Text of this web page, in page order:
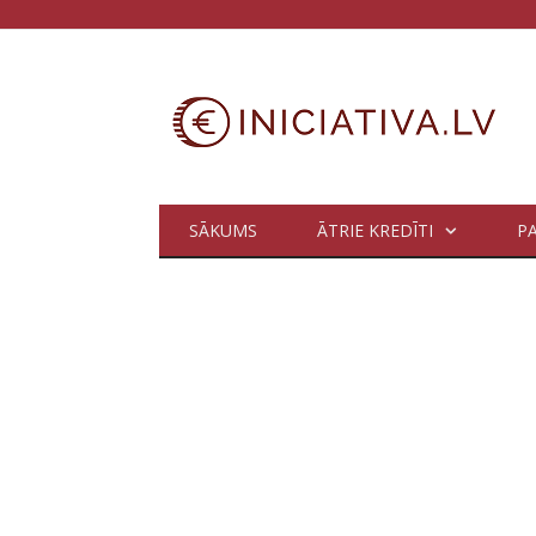
SĀKUMS ĀTRIE KREDĪTI